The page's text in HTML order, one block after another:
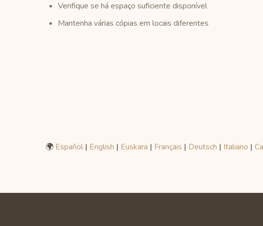
Verifique se há espaço suficiente disponível
Mantenha várias cópias em locais diferentes
🌍 Español | English | Euskara | Français | Deutsch | Italiano |